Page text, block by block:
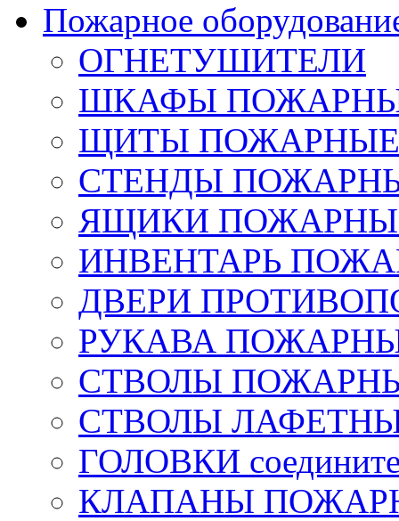
Пожарное
ОГНЕТУШИТЕЛИ
ШКАФЫ
ЩИТЫ ПОЖАРНЫЕ
СТЕНДЫ
ЯЩИКИ ПОЖАРНЫЕ
ИНВЕНТАРЬ
ДВЕРИ
РУКАВА
СТВОЛЫ
СТВОЛЫ
ГОЛОВКИ
КЛАПАНЫ